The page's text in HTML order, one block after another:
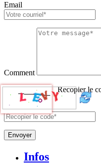
Email
Comment
Recopier le
Envoyer
Infos